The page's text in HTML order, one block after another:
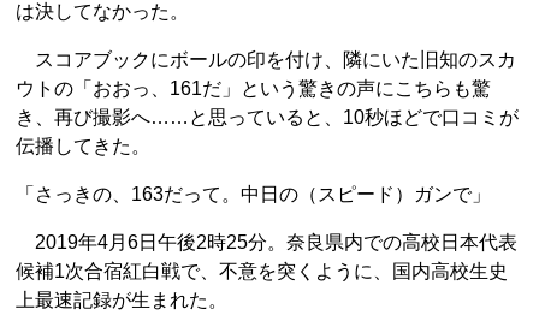
は決してなかった。
スコアブックにボールの印を付け、隣にいた旧知のスカ
ウトの「おおっ、161だ」という驚きの声にこちらも驚
き、再び撮影へ……と思っていると、10秒ほどで口コミが
伝播してきた。
「さっきの、163だって。中日の（スピード）ガンで」
2019年4月6日午後2時25分。奈良県内での高校日本代表
候補1次合宿紅白戦で、不意を突くように、国内高校生史
上最速記録が生まれた。